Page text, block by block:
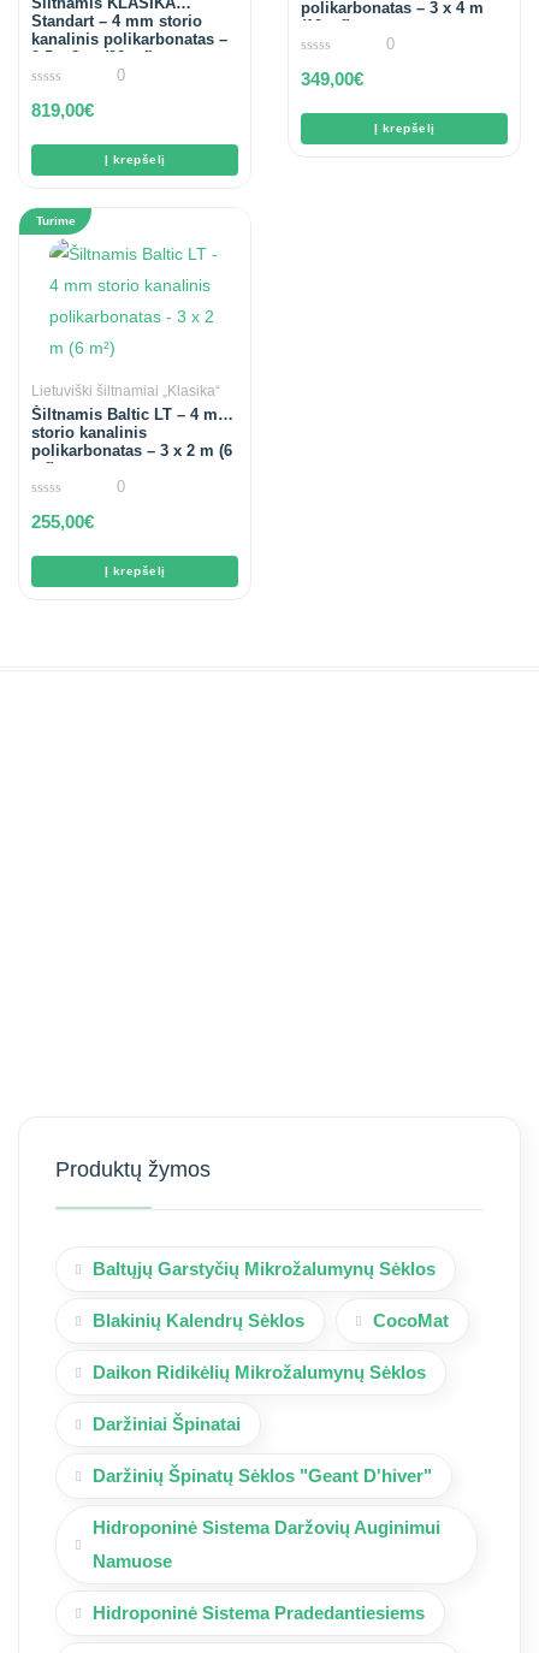
Standart – 4 mm storio
kanalinis polikarbonatas –
2,5 x 8 m (20 m²)
out
5
0
819,00€
Į krepšelį
polikarbonatas – 3 x 4 m
(12 m²)
out
5
0
349,00€
Į krepšelį
Turime
Lietuviški šiltnamiai „Klasika“
Šiltnamis Baltic LT – 4 mm
storio kanalinis
polikarbonatas – 3 x 2 m (6
m²)
out
5
0
255,00€
Į krepšelį
Produktų žymos
Baltųjų Garstyčių Mikrožalumynų Sėklos
Blakinių Kalendrų Sėklos CocoMat
Daikon Ridikėlių Mikrožalumynų Sėklos
Daržiniai Špinatai
Daržinių Špinatų Sėklos "Geant D'hiver"
Hidroponinė Sistema Daržovių Auginimui
Namuose
Hidroponinė Sistema Pradedantiesiems